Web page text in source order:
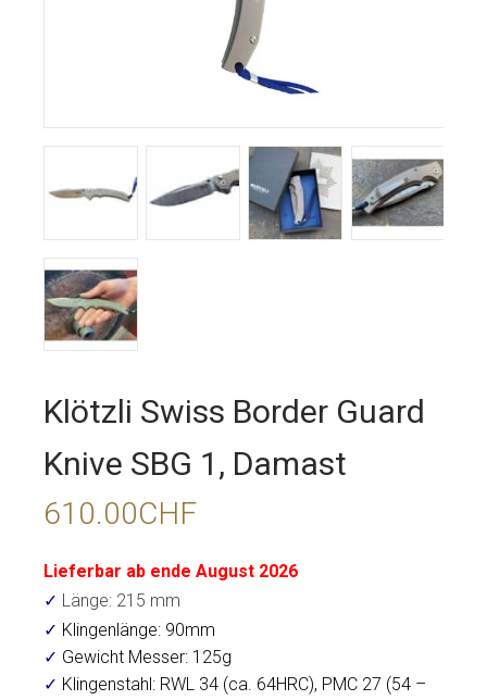
Klötzli Swiss Border Guard
Knive SBG 1, Damast
610.00CHF
Lieferbar ab ende August 2026
✓ Länge: 215 mm
✓ Klingenlänge: 90mm
✓ Gewicht Messer: 125g
✓ Klingenstahl: RWL 34 (ca. 64HRC), PMC 27 (54 –